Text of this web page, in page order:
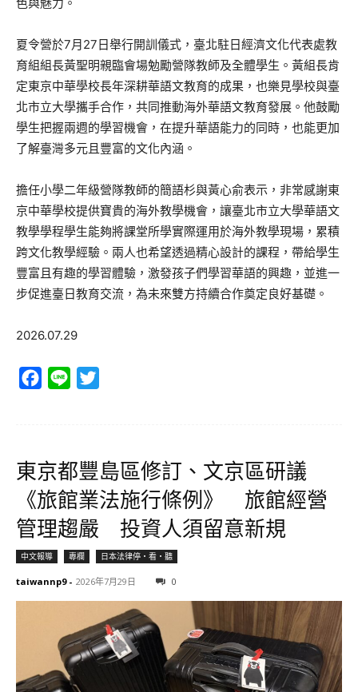
夏令營於7月27日舉行開訓儀式，臺北駐日經濟文化代表處教
育組組長黃聖明親臨會場勉勵營隊教師及全體學生。黃組長肯
定東京中華學校長年深耕華語文教育的成果，也樂見學校與臺
北市立大學攜手合作，共同推動海外華語文教育發展。他鼓勵
學生把握兩週的學習機會，在提升華語能力的同時，也能更加
了解臺灣多元且豐富的文化內涵。
擔任小學二年級營隊教師的簡語杉與黃心俞表示，非常感謝東
京中華學校提供寶貴的海外教學機會，讓臺北市立大學華語文
教學學程學生能夠將課堂所學實際運用於海外教學現場，累積
跨文化教學經驗。兩人也希望透過精心設計的課程，帶給學生
豐富且有趣的學習體驗，激發孩子們學習華語的興趣，並進一
步促進臺日教育交流，為未來雙方持續合作奠定良好基礎。
2026.07.29
Facebook
Line
東京都豐島區修訂、文京區研議
《旅館業法施行條例》 旅館經營
管理趨嚴 投資人須留意新規
中文報導 專欄 日本法律停・看・聽
taiwannp9 - 2026年7月29日 0